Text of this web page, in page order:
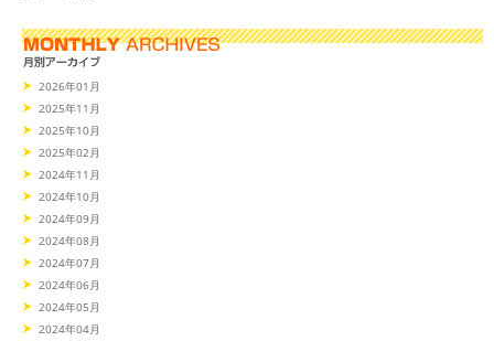
2026年01月
2025年11月
2025年10月
2025年02月
2024年11月
2024年10月
2024年09月
2024年08月
2024年07月
2024年06月
2024年05月
2024年04月